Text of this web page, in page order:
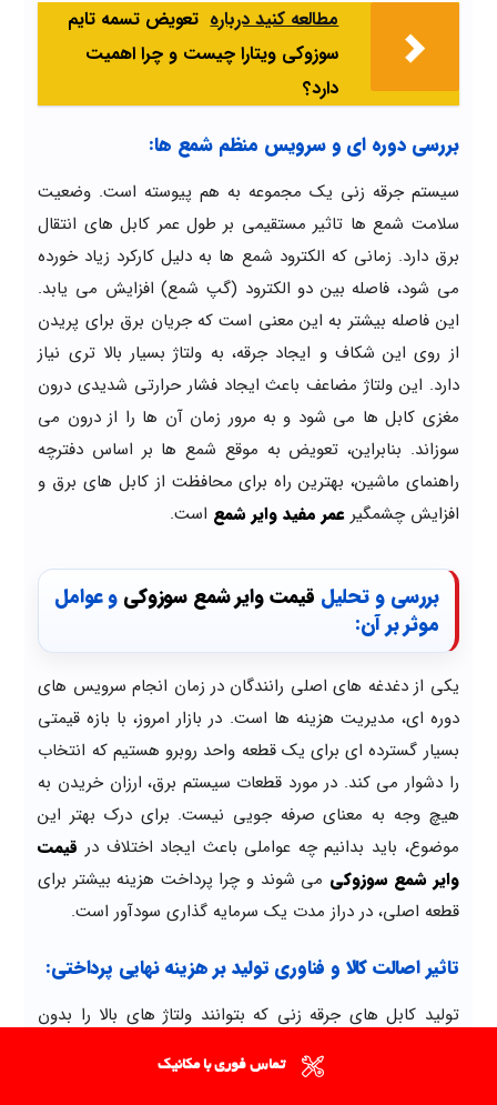
مطالعه کنید درباره‌ تعویض تسمه تایم
سوزوکی ویتارا چیست و چرا اهمیت
دارد؟
بررسی دوره ای و سرویس منظم شمع ها:
سیستم جرقه زنی یک مجموعه به هم پیوسته است. وضعیت
سلامت شمع ها تاثیر مستقیمی بر طول عمر کابل های انتقال
برق دارد. زمانی که الکترود شمع ها به دلیل کارکرد زیاد خورده
می شود، فاصله بین دو الکترود (گپ شمع) افزایش می یابد.
این فاصله بیشتر به این معنی است که جریان برق برای پریدن
از روی این شکاف و ایجاد جرقه، به ولتاژ بسیار بالا تری نیاز
دارد. این ولتاژ مضاعف باعث ایجاد فشار حرارتی شدیدی درون
مغزی کابل ها می شود و به مرور زمان آن ها را از درون می
سوزاند. بنابراین، تعویض به موقع شمع ها بر اساس دفترچه
راهنمای ماشین، بهترین راه برای محافظت از کابل های برق و
افزایش چشمگیرعمر مفید وایر شمع است.
بررسی و تحلیل قیمت وایر شمع سوزوکی و عوامل
موثر بر آن:
یکی از دغدغه های اصلی رانندگان در زمان انجام سرویس های
دوره ای، مدیریت هزینه ها است. در بازار امروز، با بازه قیمتی
بسیار گسترده ای برای یک قطعه واحد روبرو هستیم که انتخاب
را دشوار می کند. در مورد قطعات سیستم برق، ارزان خریدن به
هیچ وجه به معنای صرفه جویی نیست. برای درک بهتر این
موضوع، باید بدانیم چه عواملی باعث ایجاد اختلاف در قیمت
وایر شمع سوزوکی می شوند و چرا پرداخت هزینه بیشتر برای
قطعه اصلی، در دراز مدت یک سرمایه گذاری سودآور است.
تاثیر اصالت کالا و فناوری تولید بر هزینه نهایی پرداختی:
تولید کابل های جرقه زنی که بتوانند ولتاژ های بالا را بدون
پیشرفته ای است. برند های معتبر از هسته های مغناطیسی
تماس فوری با مکانیک